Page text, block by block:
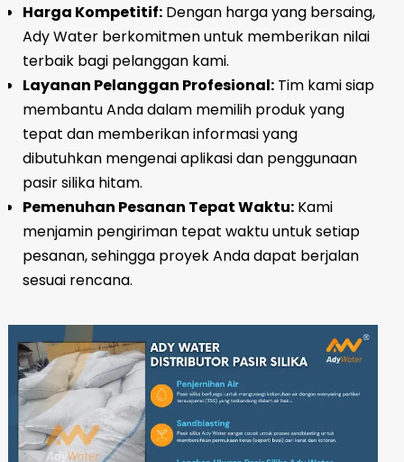
Harga Kompetitif:Dengan harga yang bersaing,
Ady Water berkomitmen untuk memberikan nilai
terbaik bagi pelanggan kami.
Layanan Pelanggan Profesional:Tim kami siap
membantu Anda dalam memilih produk yang
tepat dan memberikan informasi yang
dibutuhkan mengenai aplikasi dan penggunaan
pasir silika hitam.
Pemenuhan Pesanan Tepat Waktu:Kami
menjamin pengiriman tepat waktu untuk setiap
pesanan, sehingga proyek Anda dapat berjalan
sesuai rencana.